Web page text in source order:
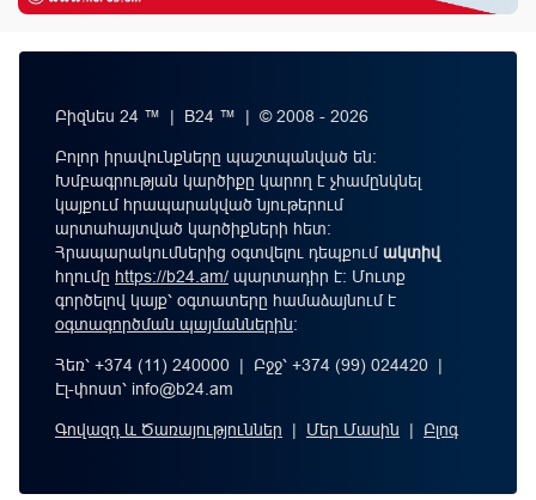
Բիզնես 24 ™ | B24 ™ | © 2008 - 2026
Բոլոր իրավունքները պաշտպանված են:
Խմբագրության կարծիքը կարող է չհամընկնել
կայքում հրապարակված նյութերում
արտահայտված կարծիքների հետ:
Հրապարակումներից օգտվելու դեպքումակտիվ
հղումը https://b24.am/ պարտադիր է: Մուտք
գործելով կայք՝ օգտատերը համաձայնում է
օգտագործման պայմաններին։
Հեռ՝ +374 (11) 240000 | Բջջ՝ +374 (99) 024420 |
Էլ-փոստ՝ info@b24.am
Գովազդ և Ծառայություններ | Մեր Մասին | Բլոգ